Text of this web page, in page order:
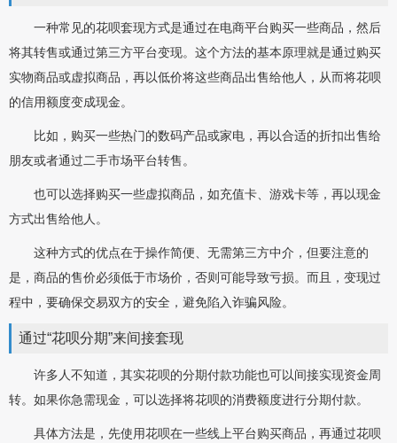
一种常见的花呗套现方式是通过在电商平台购买一些商品，然后
将其转售或通过第三方平台变现。这个方法的基本原理就是通过购买
实物商品或虚拟商品，再以低价将这些商品出售给他人，从而将花呗
的信用额度变成现金。
比如，购买一些热门的数码产品或家电，再以合适的折扣出售给
朋友或者通过二手市场平台转售。
也可以选择购买一些虚拟商品，如充值卡、游戏卡等，再以现金
方式出售给他人。
这种方式的优点在于操作简便、无需第三方中介，但要注意的
是，商品的售价必须低于市场价，否则可能导致亏损。而且，变现过
程中，要确保交易双方的安全，避免陷入诈骗风险。
通过“花呗分期”来间接套现
许多人不知道，其实花呗的分期付款功能也可以间接实现资金周
转。如果你急需现金，可以选择将花呗的消费额度进行分期付款。
具体方法是，先使用花呗在一些线上平台购买商品，再通过花呗